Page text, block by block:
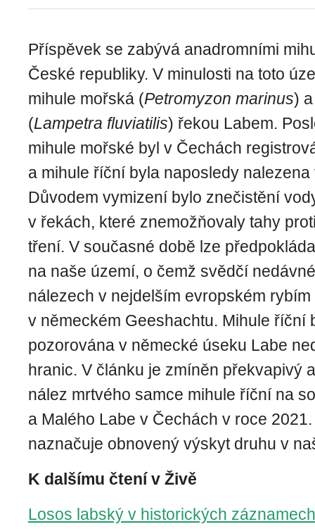
Příspěvek se zabývá anadromními
České republiky. V minulosti na toto
mihule mořská (Petromyzon marinus)
(Lampetra fluviatilis) řekou Labem.
mihule mořské byl v Čechách
a mihule říční byla naposledy
Důvodem vymizení bylo znečistění
v řekách, které znemožňovaly tahy
tření. V současné době lze
na naše území, o čemž svědčí
nálezech v nejdelším evropském
v německém Geeshachtu. Mihule říční
pozorována v německé úseku Labe
hranic. V článku je zmíněn překvapivý
nález mrtvého samce mihule říční na
a Malého Labe v Čechách v roce
naznačuje obnovený výskyt druhu v
K dalšímu čtení v Živě
Losos labský v historických